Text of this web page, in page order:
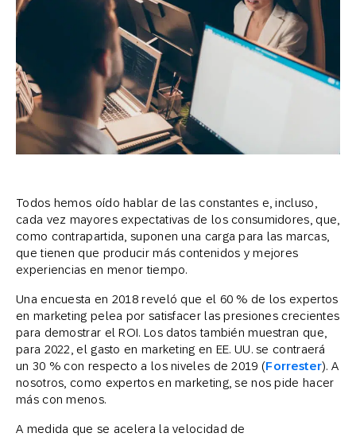
Todos hemos oído hablar de las constantes e, incluso,
cada vez mayores expectativas de los consumidores, que,
como contrapartida, suponen una carga para las marcas,
que tienen que producir más contenidos y mejores
experiencias en menor tiempo.
Una encuesta en 2018 reveló que el 60 % de los expertos
en marketing pelea por satisfacer las presiones crecientes
para demostrar el ROI. Los datos también muestran que,
para 2022, el gasto en marketing en EE. UU. se contraerá
un 30 % con respecto a los niveles de 2019 (Forrester). A
nosotros, como expertos en marketing, se nos pide hacer
más con menos.
A medida que se acelera la velocidad de